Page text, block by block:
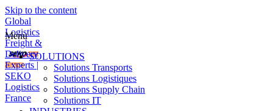
Skip to the content
Global
Logistics
Freight &
Delivery
Experts |
SEKO
Logistics
France
Menu
SOLUTIONS
Solutions Transports
Solutions Logistiques
Solutions Supply Chain
Solutions IT